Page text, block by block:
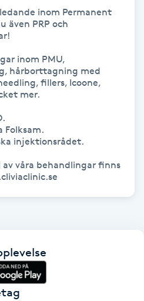
inom Permanent
även PRP och
inom PMU,
hårborttagning med
fillers, Icoone,
mer.
Folksam.
injektionsrådet.
våra behandlingar finns